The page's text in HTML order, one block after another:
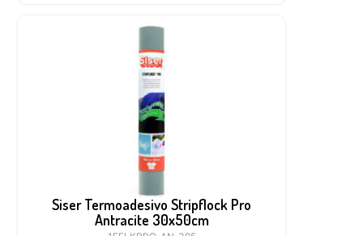
Siser Termoadesivo Stripflock Pro
Antracite 30x50cm